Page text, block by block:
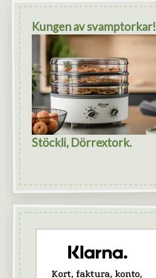
Kungen av svamptorkar!
Stöckli, Dörrextork.